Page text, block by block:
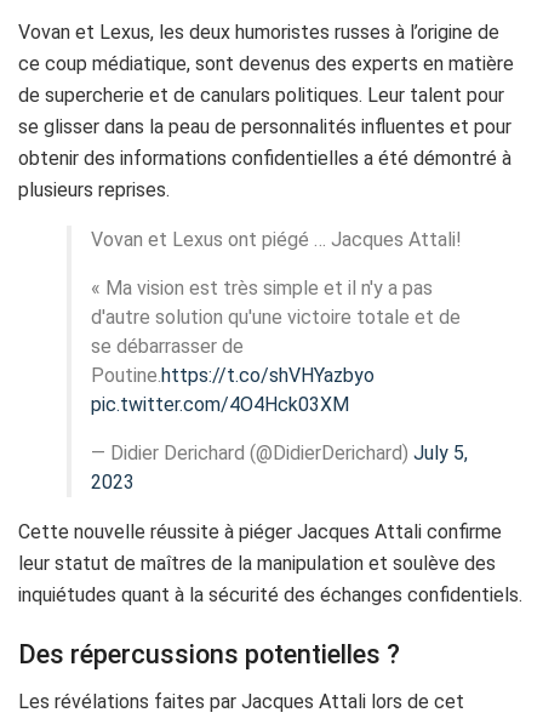
Vovan et Lexus, les deux humoristes russes à l’origine de
ce coup médiatique, sont devenus des experts en matière
de supercherie et de canulars politiques. Leur talent pour
se glisser dans la peau de personnalités influentes et pour
obtenir des informations confidentielles a été démontré à
plusieurs reprises.
Vovan et Lexus ont piégé … Jacques Attali!
« Ma vision est très simple et il n'y a pas
d'autre solution qu'une victoire totale et de
se débarrasser de
Poutine.https://t.co/shVHYazbyo
pic.twitter.com/4O4Hck03XM
— Didier Derichard (@DidierDerichard) July 5,
2023
Cette nouvelle réussite à piéger Jacques Attali confirme
leur statut de maîtres de la manipulation et soulève des
inquiétudes quant à la sécurité des échanges confidentiels.
Des répercussions potentielles ?
Les révélations faites par Jacques Attali lors de cet